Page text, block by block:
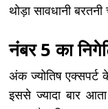
थोड़ा सावधानी बरतनी
नंबर 5 का
अंक ज्योतिष एक्सपर्ट
इससे ज्यादा बार